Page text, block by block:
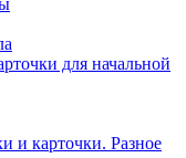
для начальной
и карточки. Разное